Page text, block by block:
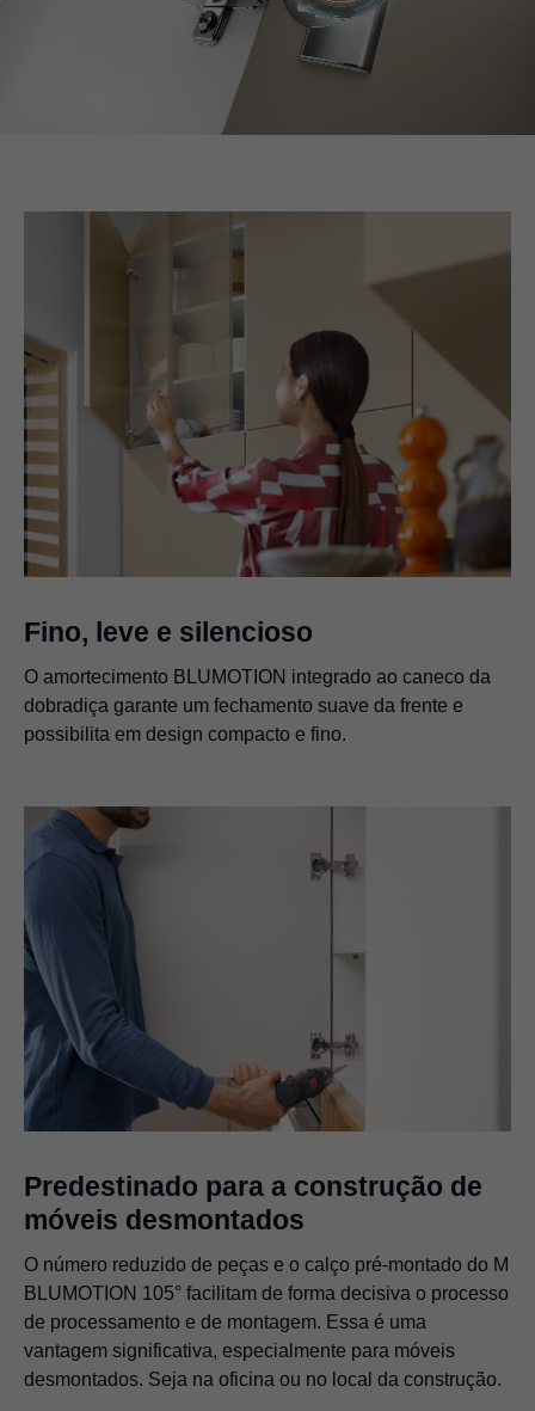
Fino, leve e silencioso
O amortecimento BLUMOTION integrado ao caneco da
dobradiça garante um fechamento suave da frente e
possibilita em design compacto e fino.
Predestinado para a construção de
móveis desmontados
O número reduzido de peças e o calço pré-montado do M
BLUMOTION 105° facilitam de forma decisiva o processo
de processamento e de montagem. Essa é uma
vantagem significativa, especialmente para móveis
desmontados. Seja na oficina ou no local da construção.